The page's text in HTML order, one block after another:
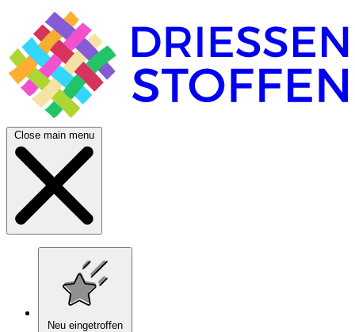
Close main menu
Neu eingetroffen